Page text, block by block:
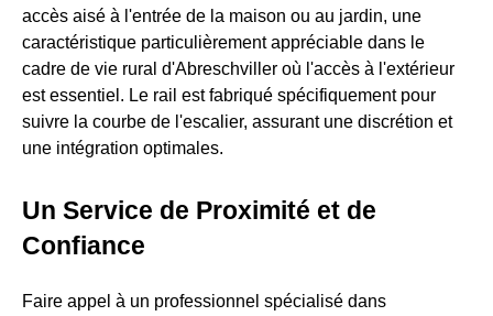
accès aisé à l'entrée de la maison ou au jardin, une
caractéristique particulièrement appréciable dans le
cadre de vie rural d'Abreschviller où l'accès à l'extérieur
est essentiel. Le rail est fabriqué spécifiquement pour
suivre la courbe de l'escalier, assurant une discrétion et
une intégration optimales.
Un Service de Proximité et de
Confiance
Faire appel à un professionnel spécialisé dans